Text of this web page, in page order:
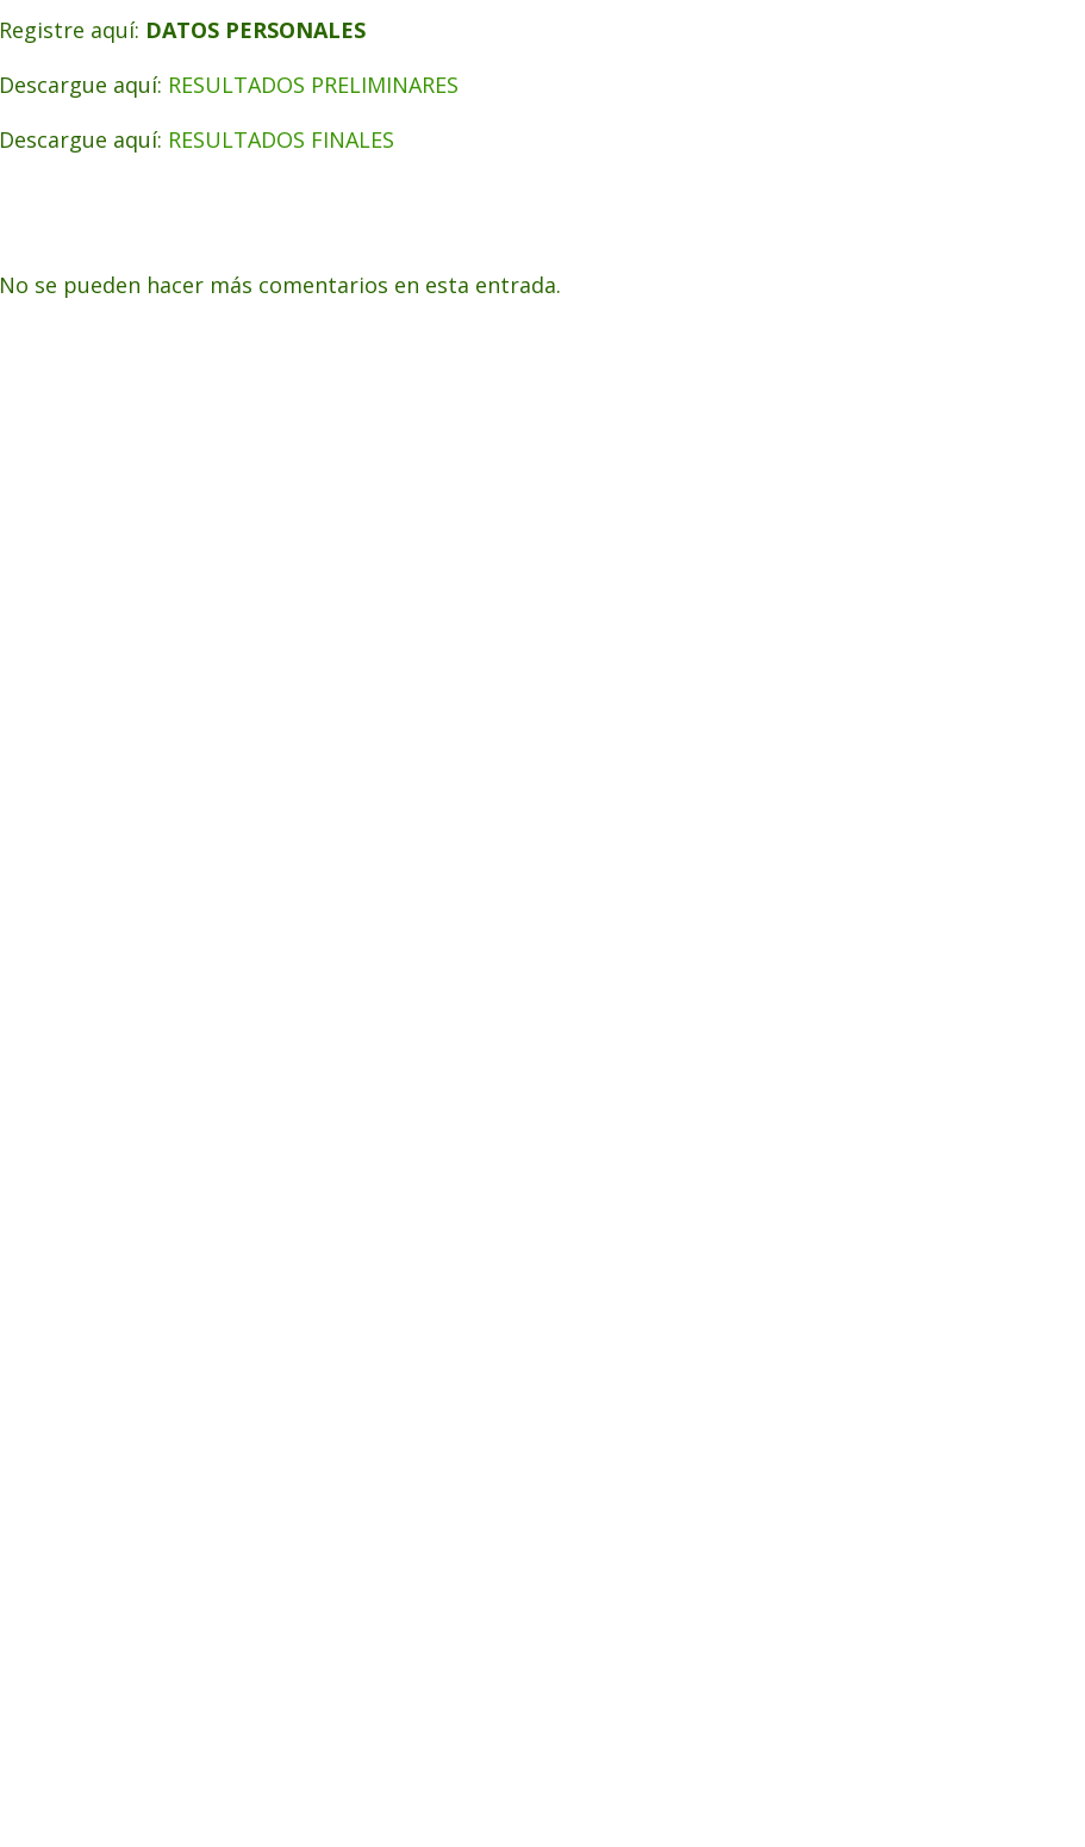
Registre aquí: DATOS PERSONALES
Descargue aquí: RESULTADOS PRELIMINARES
Descargue aquí: RESULTADOS FINALES
No se pueden hacer más comentarios en esta entrada.